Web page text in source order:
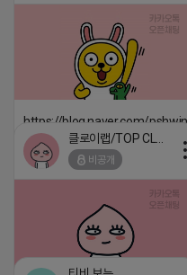
https://blog.naver.com/
2026-04-18 17:12
비공개